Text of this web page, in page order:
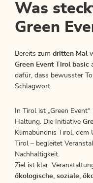
Was
Green
Bereits zum dritten Mal
Green Event Tirol basic
dafür, dass bewusster
Schlagwort.
In Tirol ist „Green
Haltung. Die Initiative
Klimabündnis Tirol, dem
Tirol – begleitet
Nachhaltigkeit.
Ziel ist klar:
ökologische, soziale,